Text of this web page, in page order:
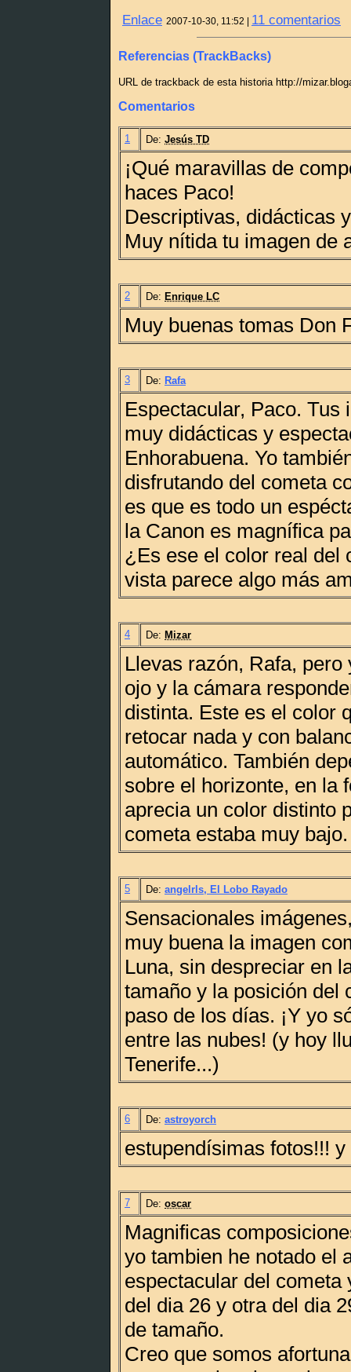
Enlace 2007-10-30, 11:52 | 11 comentarios
Referencias (TrackBacks)
URL de trackback de esta historia http://
Comentarios
1 De: Jesús TD
¡Qué maravillas de
haces Paco!
Descriptivas, didácticas
Muy nítida tu imagen de
2 De: Enrique LC
Muy buenas tomas Don
3 De: Rafa
Espectacular, Paco. Tus
muy didácticas y
Enhorabuena. Yo
disfrutando del cometa
es que es todo un
la Canon es magnífica
¿Es ese el color real del
vista parece algo más
4 De: Mizar
Llevas razón, Rafa, pero
ojo y la cámara
distinta. Este es el color
retocar nada y con
automático. También
sobre el horizonte, en la
aprecia un color distinto
cometa estaba muy bajo.
5 De: angelrls, El Lobo Rayado
Sensacionales
muy buena la imagen
Luna, sin despreciar en
tamaño y la posición del
paso de los días. ¡Y yo
entre las nubes! (y hoy
Tenerife...)
6 De: astroyorch
estupendísimas fotos!!!
7 De: oscar
Magnificas
yo tambien he notado el
espectacular del cometa
del dia 26 y otra del dia
de tamaño.
Creo que somos